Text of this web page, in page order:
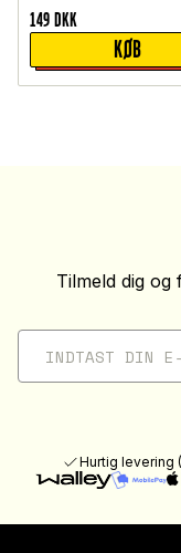
149 DKK
KØB
Tilmeld dig
Hurtig levering